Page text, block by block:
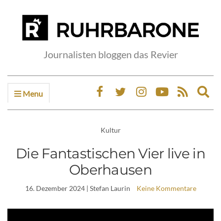
Journalisten bloggen das Revier
Menu
Kultur
Die Fantastischen Vier live in
Oberhausen
16. Dezember 2024| Stefan Laurin Keine Kommentare